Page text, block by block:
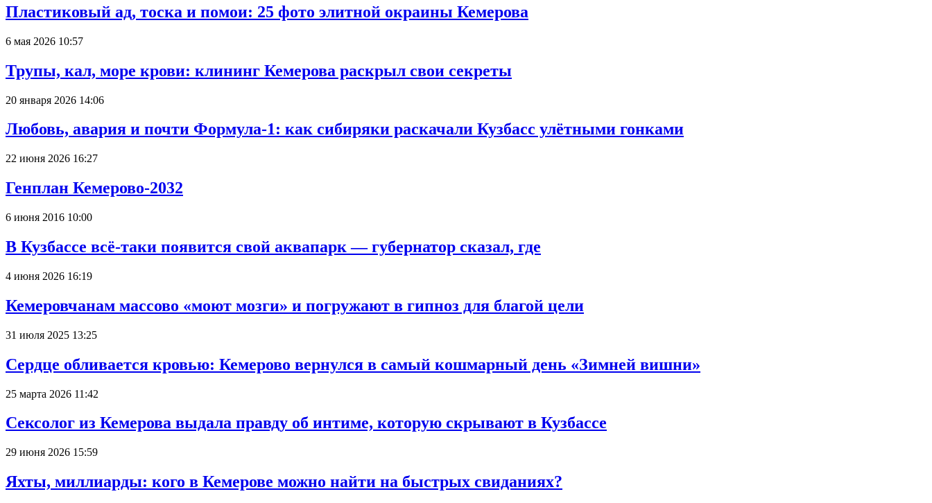
Пластиковый ад, тоска и помои: 25 фото элитной окраины Кемерова
6 мая 2026 10:57
Трупы, кал, море крови: клининг Кемерова раскрыл свои секреты
20 января 2026 14:06
Любовь, авария и почти Формула-1: как сибиряки раскачали Кузбасс улётными гонками
22 июня 2026 16:27
Генплан Кемерово-2032
6 июня 2016 10:00
В Кузбассе всё-таки появится свой аквапарк — губернатор сказал, где
4 июня 2026 16:19
Кемеровчанам массово «моют мозги» и погружают в гипноз для благой цели
31 июля 2025 13:25
Сердце обливается кровью: Кемерово вернулся в самый кошмарный день «Зимней вишни»
25 марта 2026 11:42
Сексолог из Кемерова выдала правду об интиме, которую скрывают в Кузбассе
29 июня 2026 15:59
Яхты, миллиарды: кого в Кемерове можно найти на быстрых свиданиях?